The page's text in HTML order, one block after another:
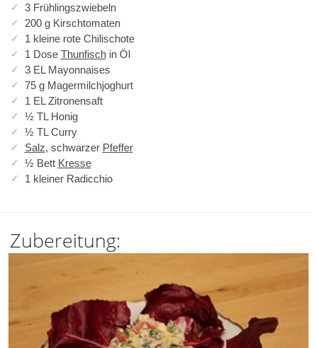
3 Frühlingszwiebeln
200 g Kirschtomaten
1 kleine rote Chilischote
1 Dose Thunfischin Öl
3 EL Mayonnaises
75 g Magermilchjoghurt
1 EL Zitronensaft
½ TL Honig
½ TL Curry
Salz, schwarzer Pfeffer
½ Bett Kresse
1 kleiner Radicchio
Zubereitung: